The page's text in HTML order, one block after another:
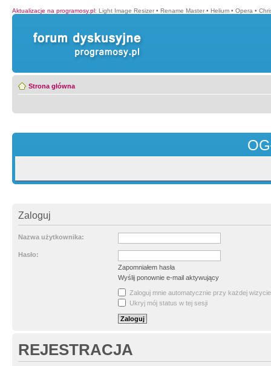
Aktualizacje na programosy.pl: Light Image Resizer • Rename Master • Helium • Opera •
Strona główna
Zaloguj
Nazwa użytkownika:
Hasło:
Zapomniałem hasła
Wyślij ponownie e-mail aktywujący
Zaloguj mnie automatycznie przy każdej wizycie
Ukryj mój status w tej sesji
REJESTRACJA